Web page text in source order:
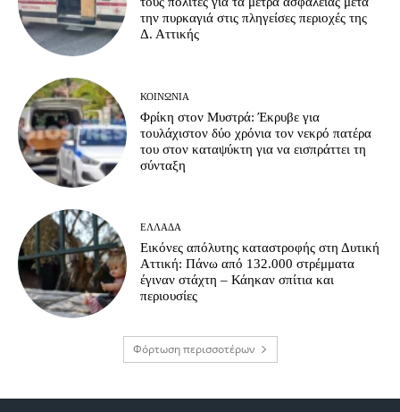
την πυρκαγιά στις πληγείσες περιοχές της
Δ. Αττικής
ΚΟΙΝΩΝΊΑ
Φρίκη στον Μυστρά: Έκρυβε για
τουλάχιστον δύο χρόνια τον νεκρό πατέρα
του στον καταψύκτη για να εισπράττει τη
σύνταξη
ΕΛΛΆΔΑ
Εικόνες απόλυτης καταστροφής στη Δυτική
Αττική: Πάνω από 132.000 στρέμματα
έγιναν στάχτη – Κάηκαν σπίτια και
περιουσίες
Φόρτωση περισσοτέρων